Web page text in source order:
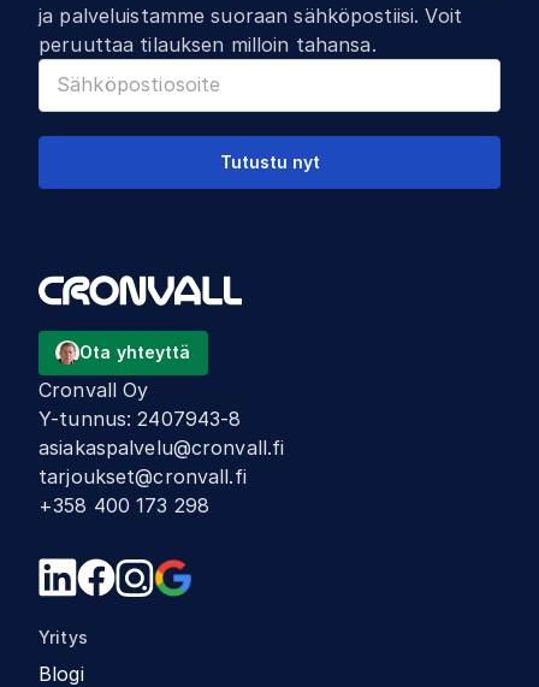
ja palveluistamme suoraan sähköpostiisi. Voit
peruuttaa tilauksen milloin tahansa.
Tutustu nyt
Ota yhteyttä
Cronvall Oy
Y-tunnus:2407943-8
asiakaspalvelu@cronvall.fi
tarjoukset@cronvall.fi
+358 400 173 298
Yritys
Blogi